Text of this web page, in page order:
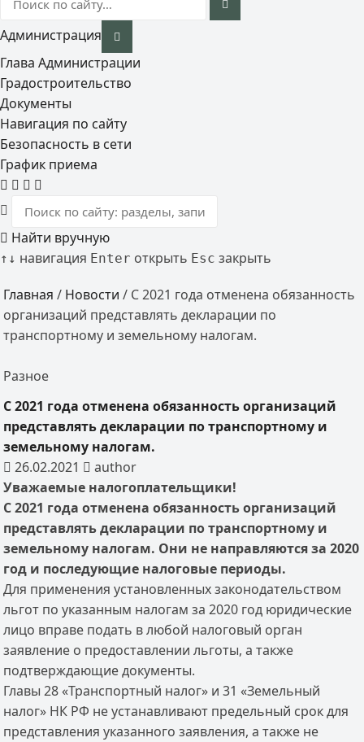
Администрация
Глава Администрации
Градостроительство
Документы
Навигация по сайту
Безопасность в сети
График приема
Найти вручную
↑ ↓ навигация Enter открыть Esc закрыть
Главная / Новости / С 2021 года отменена обязанность
организаций представлять декларации по
транспортному и земельному налогам.
Разное
С 2021 года отменена обязанность организаций
представлять декларации по транспортному и
земельному налогам.
26.02.2021
author
Уважаемые налогоплательщики!
С 2021 года отменена обязанность организаций
представлять декларации по транспортному и
земельному налогам. Они не направляются за 2020
год и последующие налоговые периоды.
Для применения установленных законодательством
льгот по указанным налогам за 2020 год юридические
лицо вправе подать в любой налоговый орган
заявление о предоставлении льготы, а также
подтверждающие документы.
Главы 28 «Транспортный налог» и 31 «Земельный
налог» НК РФ не устанавливают предельный срок для
представления указанного заявления, а также не